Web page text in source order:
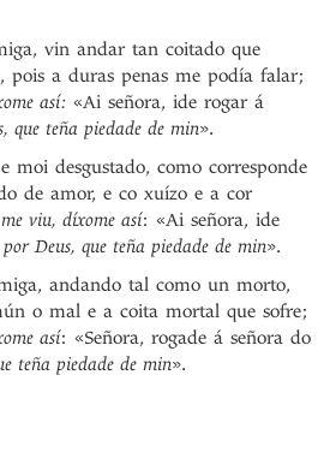
vin andar tan coitado que
pois a duras penas me podía falar;
así: «Ai señora, ide rogar á
que teña piedade de min».
moi desgustado, como corresponde
de amor, e co xuízo e a cor
viu, díxome así: «Ai señora, ide
por Deus, que teña piedade de min».
andando tal como un morto,
o mal e a coita mortal que sofre;
así: «Señora, rogade á señora do
teña piedade de min».